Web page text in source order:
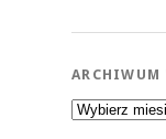
Archiwum
wiadomości